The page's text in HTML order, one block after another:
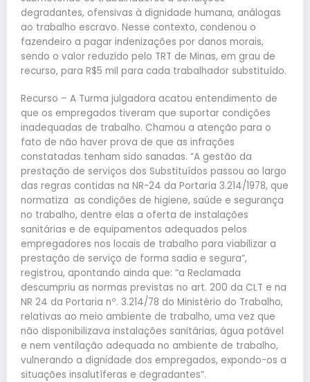
degradantes, ofensivas à dignidade humana, análogas
ao trabalho escravo. Nesse contexto, condenou o
fazendeiro a pagar indenizações por danos morais,
sendo o valor reduzido pelo TRT de Minas, em grau de
recurso, para R$5 mil para cada trabalhador substituído.
Recurso – A Turma julgadora acatou entendimento de
que os empregados tiveram que suportar condições
inadequadas de trabalho. Chamou a atenção para o
fato de não haver prova de que as infrações
constatadas tenham sido sanadas. “A gestão da
prestação de serviços dos Substituídos passou ao largo
das regras contidas na NR-24 da Portaria 3.214/1978, que
normatiza as condições de higiene, saúde e segurança
no trabalho, dentre elas a oferta de instalações
sanitárias e de equipamentos adequados pelos
empregadores nos locais de trabalho para viabilizar a
prestação de serviço de forma sadia e segura”,
registrou, apontando ainda que: “a Reclamada
descumpriu as normas previstas no art. 200 da CLT e na
NR 24 da Portaria nº. 3.214/78 do Ministério do Trabalho,
relativas ao meio ambiente de trabalho, uma vez que
não disponibilizava instalações sanitárias, água potável
e nem ventilação adequada no ambiente de trabalho,
vulnerando a dignidade dos empregados, expondo-os a
situações insalutíferas e degradantes”.